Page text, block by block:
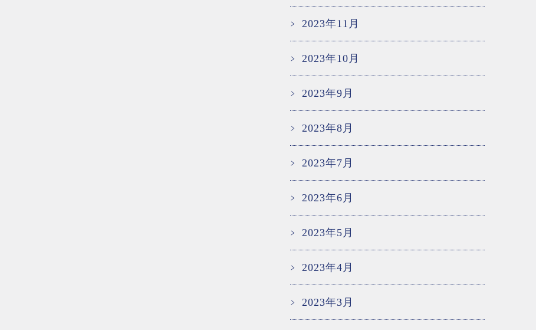
2023年11月
2023年10月
2023年9月
2023年8月
2023年7月
2023年6月
2023年5月
2023年4月
2023年3月